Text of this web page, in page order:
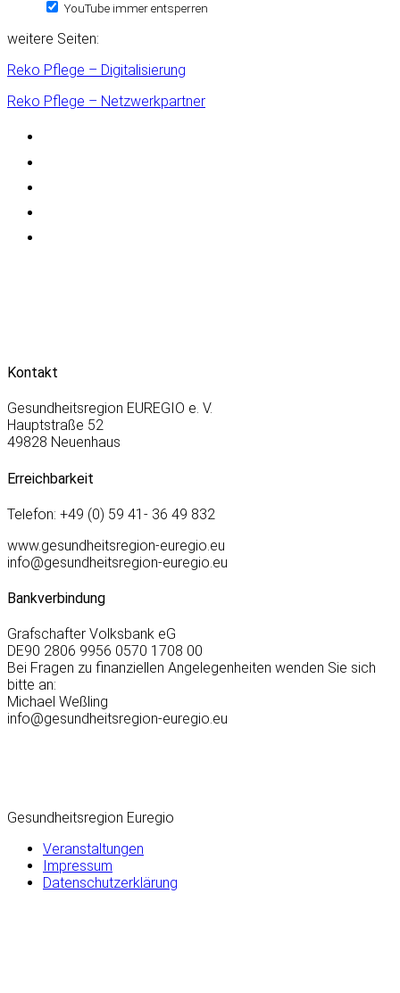
YouTube immer entsperren
weitere Seiten:
Reko Pflege – Digitalisierung
Reko Pflege – Netzwerkpartner
Kontakt
Gesundheitsregion EUREGIO e. V.
Hauptstraße 52
49828 Neuenhaus
Erreichbarkeit
Telefon: +49 (0) 59 41- 36 49 832
www.gesundheitsregion-euregio.eu
info@gesundheitsregion-euregio.eu
Bankverbindung
Grafschafter Volksbank eG
DE90 2806 9956 0570 1708 00
Bei Fragen zu finanziellen Angelegenheiten wenden Sie sich
bitte an:
Michael Weßling
info@gesundheitsregion-euregio.eu
Gesundheitsregion Euregio
Veranstaltungen
Impressum
Datenschutzerklärung